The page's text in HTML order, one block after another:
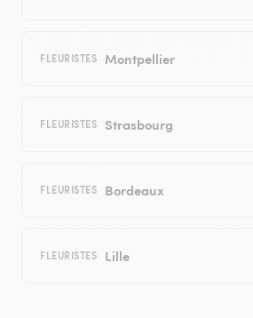
FLEURISTES Montpellier
FLEURISTES Strasbourg
FLEURISTES Bordeaux
FLEURISTES Lille